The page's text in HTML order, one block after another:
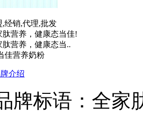
,经销,代理,批发
肽营养，健康态当佳!
营养，健康态当..
佳营养奶粉
介绍
牌标语： 全家